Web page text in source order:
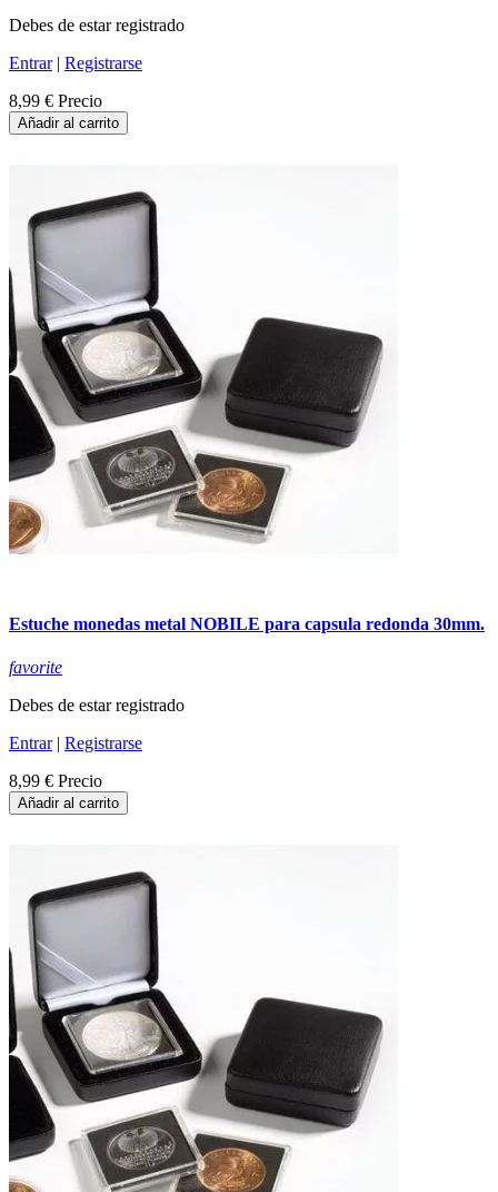
Debes de estar registrado
Entrar| Registrarse
8,99 € Precio
Añadir al carrito
Estuche monedas metal NOBILE para capsula redonda 30mm.
favorite
Debes de estar registrado
Entrar| Registrarse
8,99 € Precio
Añadir al carrito